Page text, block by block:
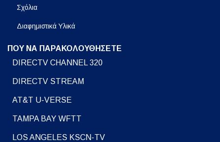
Σχόλια
Διαφημιστικά Υλικά
ΠΟΥ ΝΑ ΠΑΡΑΚΟΛΟΥΘΗΣΕΤΕ
DIRECTV CHANNEL 320
DIRECTV STREAM
AT&T U-VERSE
TAMPA BAY WFTT
LOS ANGELES KSCN-TV